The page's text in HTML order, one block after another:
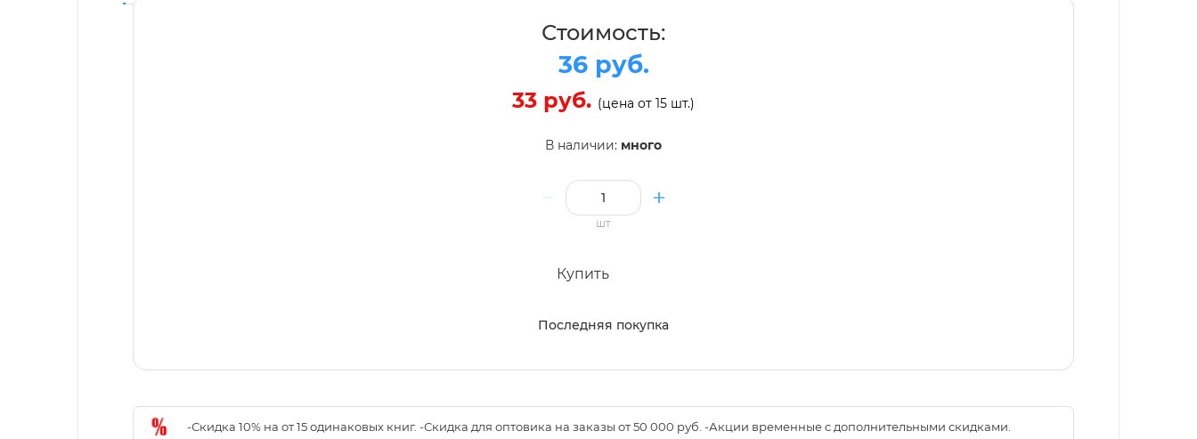
Стоимость:
36 руб.
33 руб. (цена от 15 шт.)
В наличии: много
шт
Купить
Последняя покупка
-Скидка 10% на от 15 одинаковых книг. -Скидка для оптовика на заказы от 50 000 руб. -Акции временные с дополнительными скидками.